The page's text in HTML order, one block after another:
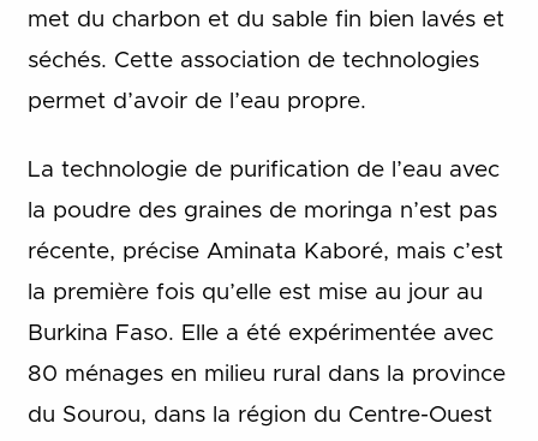
met du charbon et du sable fin bien lavés et
séchés. Cette association de technologies
permet d’avoir de l’eau propre.
La technologie de purification de l’eau avec
la poudre des graines de moringa n’est pas
récente, précise Aminata Kaboré, mais c’est
la première fois qu’elle est mise au jour au
Burkina Faso. Elle a été expérimentée avec
80 ménages en milieu rural dans la province
du Sourou, dans la région du Centre-Ouest